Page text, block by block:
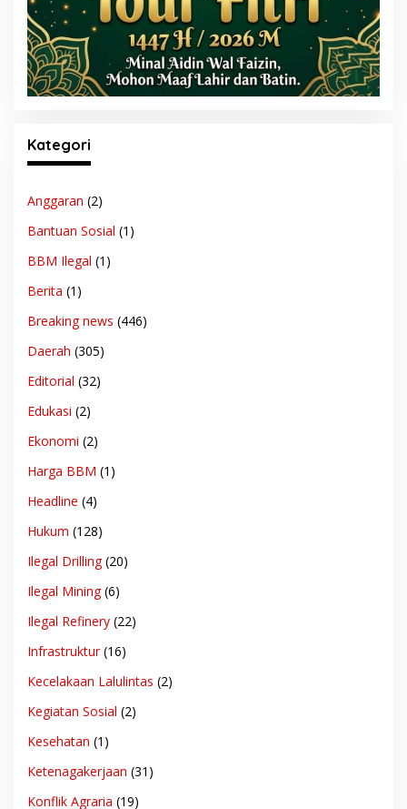
Kategori
Anggaran (2)
Bantuan Sosial (1)
BBM Ilegal (1)
Berita (1)
Breaking news (446)
Daerah (305)
Editorial (32)
Edukasi (2)
Ekonomi (2)
Harga BBM (1)
Headline (4)
Hukum (128)
Ilegal Drilling(20)
Ilegal Mining(6)
Ilegal Refinery (22)
Infrastruktur(16)
Kecelakaan Lalulintas (2)
Kegiatan Sosial (2)
Kesehatan (1)
Ketenagakerjaan (31)
Konflik Agraria (19)